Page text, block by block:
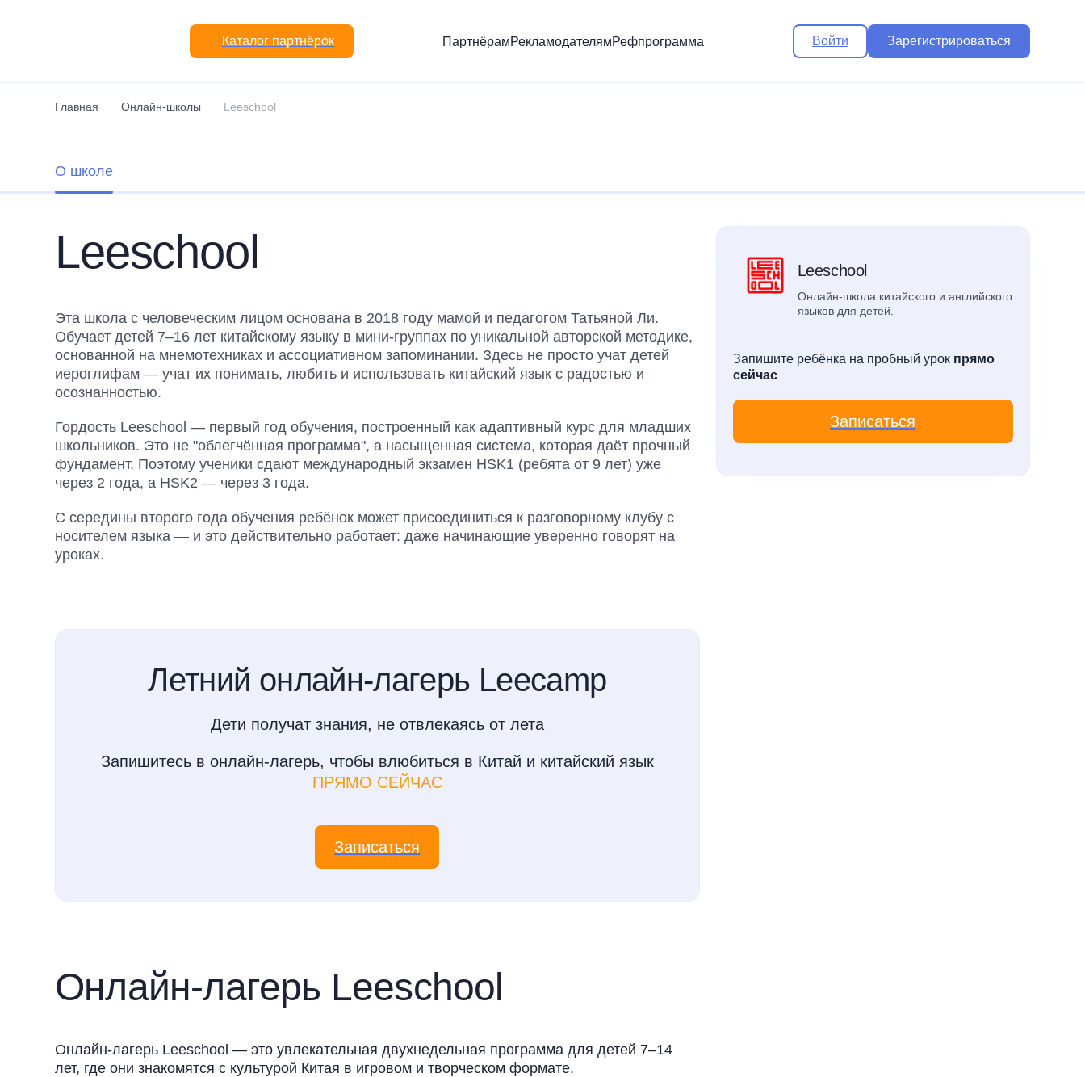
Каталог партнёрок ПартнёрамРекламодателямРефпрограмма Войти Зарегистрироваться
Главная Онлайн-школы Leeschool
О школе
Leeschool
Эта школа с человеческим лицом основана в 2018 году мамой и педагогом Татьяной Ли.
Обучает детей 7–16 лет китайскому языку в мини-группах по уникальной авторской методике,
основанной на мнемотехниках и ассоциативном запоминании. Здесь не просто учат детей
иероглифам — учат их понимать, любить и использовать китайский язык с радостью и
осознанностью.
Гордость Leeschool — первый год обучения, построенный как адаптивный курс для младших
школьников. Это не "облегчённая программа", а насыщенная система, которая даёт прочный
фундамент. Поэтому ученики сдают международный экзамен HSK1 (ребята от 9 лет) уже
через 2 года, а HSK2 — через 3 года.
С середины второго года обучения ребёнок может присоединиться к разговорному клубу с
носителем языка — и это действительно работает: даже начинающие уверенно говорят на
уроках.
Летний онлайн-лагерь Leecamp
Дети получат знания, не отвлекаясь от лета
Запишитесь в онлайн-лагерь, чтобы влюбиться в Китай и китайский язык
ПРЯМО СЕЙЧАС
Записаться
Онлайн-лагерь Leeschool
Онлайн-лагерь Leeschool — это увлекательная двухнедельная программа для детей 7–14
лет, где они знакомятся с культурой Китая в игровом и творческом формате.
Leeschool
Онлайн-школа китайского и английского
языков для детей.
Запишите ребёнка на пробный урок прямо
сейчас
Записаться